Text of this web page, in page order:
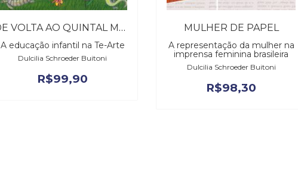
DE VOLTA AO QUINTAL MÁGICO
A educação infantil na Te-Arte
Dulcilia Schroeder Buitoni
R$99,90
MULHER DE PAPEL
A representação da mulher na
imprensa feminina brasileira
Dulcilia Schroeder Buitoni
R$98,30